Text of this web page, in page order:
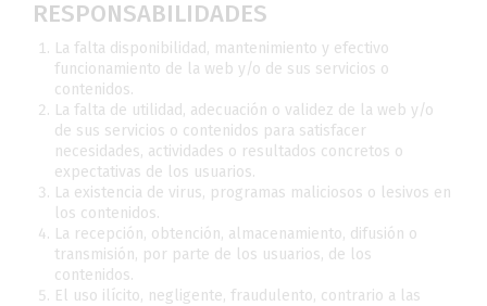
RESPONSABILIDADES
La falta disponibilidad, mantenimiento y efectivo
funcionamiento de la web y/o de sus servicios o
contenidos.
La falta de utilidad, adecuación o validez de la web y/o
de sus servicios o contenidos para satisfacer
necesidades, actividades o resultados concretos o
expectativas de los usuarios.
La existencia de virus, programas maliciosos o lesivos en
los contenidos.
La recepción, obtención, almacenamiento, difusión o
transmisión, por parte de los usuarios, de los
contenidos.
El uso ilícito, negligente, fraudulento, contrario a las